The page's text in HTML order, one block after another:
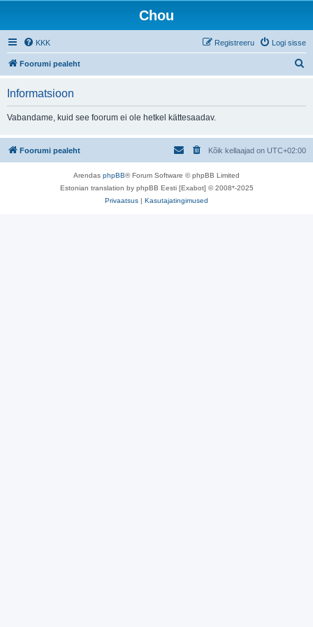
Chou
KKK Logi sisse
Registreeru
Foorumi pealeht
Informatsioon
Vabandame, kuid see foorum ei ole hetkel kättesaadav.
Foorumi pealeht Kõik kellaajad on UTC+02:00
Arendas phpBB® Forum Software © phpBB Limited
Estonian translation by phpBB Eesti [Exabot] © 2008*-2025
Privaatsus | Kasutajatingimused